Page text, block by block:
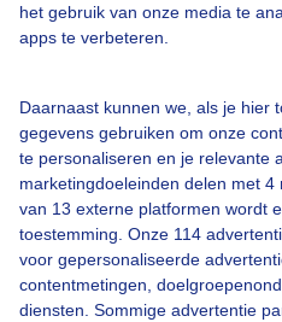
het gebruik van onze media te
apps te verbeteren.
Daarnaast kunnen we, als je hier
gegevens gebruiken om onze
te personaliseren en je relevante
marketingdoeleinden delen met
van 13 externe platformen wordt
toestemming. Onze 114
voor gepersonaliseerde
contentmetingen,
diensten. Sommige advertentie
Een moment
Over Buienradar